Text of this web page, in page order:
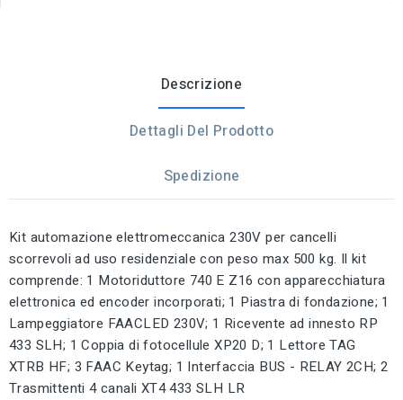
Descrizione
Dettagli Del Prodotto
Spedizione
Kit automazione elettromeccanica 230V per cancelli
scorrevoli ad uso residenziale con peso max 500 kg. Il kit
comprende: 1 Motoriduttore 740 E Z16 con apparecchiatura
elettronica ed encoder incorporati; 1 Piastra di fondazione; 1
Lampeggiatore FAACLED 230V; 1 Ricevente ad innesto RP
433 SLH; 1 Coppia di fotocellule XP20 D; 1 Lettore TAG
XTRB HF; 3 FAAC Keytag; 1 Interfaccia BUS - RELAY 2CH; 2
Trasmittenti 4 canali XT4 433 SLH LR